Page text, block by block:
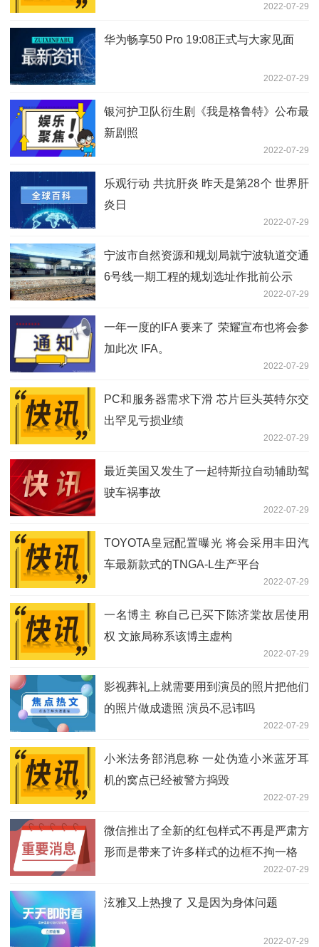
2022-07-29
华为畅享50 Pro 19:08正式与大家见面
2022-07-29
银河护卫队衍生剧《我是格鲁特》公布最
新剧照
2022-07-29
乐观行动 共抗肝炎 昨天是第28个 世界肝
炎日
2022-07-29
宁波市自然资源和规划局就宁波轨道交通
6号线一期工程的规划选址作批前公示
2022-07-29
一年一度的IFA 要来了 荣耀宣布也将会参
加此次 IFA。
2022-07-29
PC和服务器需求下滑 芯片巨头英特尔交
出罕见亏损业绩
2022-07-29
最近美国又发生了一起特斯拉自动辅助驾
驶车祸事故
2022-07-29
TOYOTA皇冠配置曝光 将会采用丰田汽
车最新款式的TNGA-L生产平台
2022-07-29
一名博主 称自己已买下陈济棠故居使用
权 文旅局称系该博主虚构
2022-07-29
影视葬礼上就需要用到演员的照片把他们
的照片做成遗照 演员不忌讳吗
2022-07-29
小米法务部消息称 一处伪造小米蓝牙耳
机的窝点已经被警方捣毁
2022-07-29
微信推出了全新的红包样式不再是严肃方
形而是带来了许多样式的边框不拘一格
2022-07-29
泫雅又上热搜了 又是因为身体问题
2022-07-29